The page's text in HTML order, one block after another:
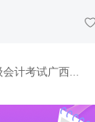
会计考试广西...